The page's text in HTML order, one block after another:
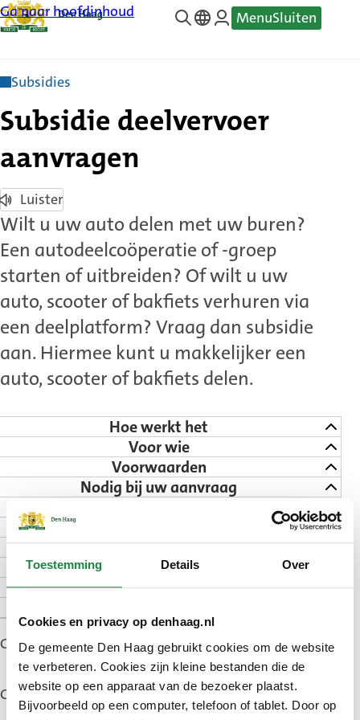
Toestemming Details Over
Cookies en privacy op denhaag.nl
De gemeente Den Haag gebruikt cookies om de website
te verbeteren. Cookies zijn kleine bestanden die de
website op een apparaat van de bezoeker plaatst.
Bijvoorbeeld op een computer, telefoon of tablet. Door op
Ga naar hoofdinhoud
—
MenuSluiten
Subsidies
Subsidie deelvervoer
aanvragen
Luister
Wilt u uw auto delen met uw buren?
Een autodeelcoöperatie of -groep
starten of uitbreiden? Of wilt u uw
auto, scooter of bakfiets verhuren via
een deelplatform? Vraag dan subsidie
aan. Hiermee kunt u makkelijker een
auto, scooter of bakfiets delen.
Hoe werkt het
Voor wie
Voorwaarden
Nodig bij uw aanvraag
Goed om te weten
Subsidieregels
Gepubliceerd: 7 november 2025
Gewijzigd: 5 juni 2026